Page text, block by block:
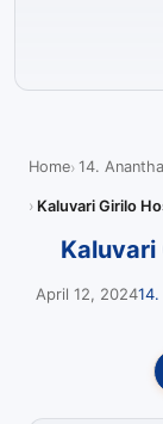
Home 14.
Kaluvari Girilo
Kaluvari
April 12, 2024